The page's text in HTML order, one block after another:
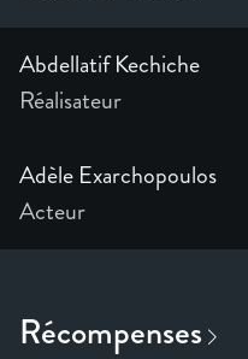
Abdellatif Kechiche
Réalisateur
Adèle Exarchopoulos
Acteur